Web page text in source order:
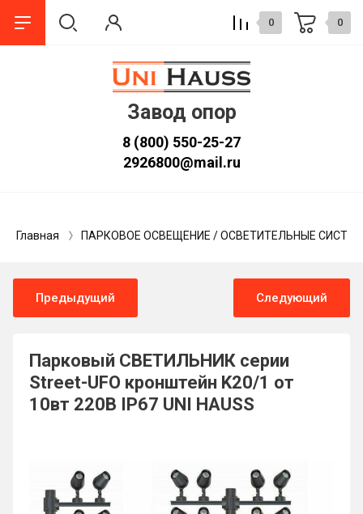
Завод опор
8 (800) 550-25-27
2926800@mail.ru
0 0
Главная ПАРКОВОЕ ОСВЕЩЕНИЕ / ОСВЕТИТЕЛЬНЫЕ
Предыдущий Следующий
Парковый СВЕТИЛЬНИК серии
Street-UFO кронштейн K20/1 от
10вт 220В IP67 UNI HAUSS